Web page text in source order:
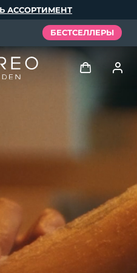
АССОРТИМЕНТ
БЕСТСЕЛЛЕРЫ
Войти
Мои заказы
Мои адреса
Мои подписки
Elixir
Español
Русский
繁體中文